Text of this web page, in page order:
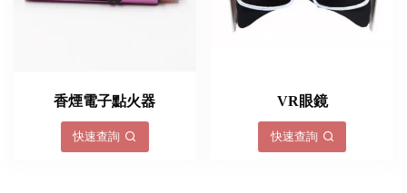
香煙電子點火器
快速查詢
VR眼鏡
快速查詢